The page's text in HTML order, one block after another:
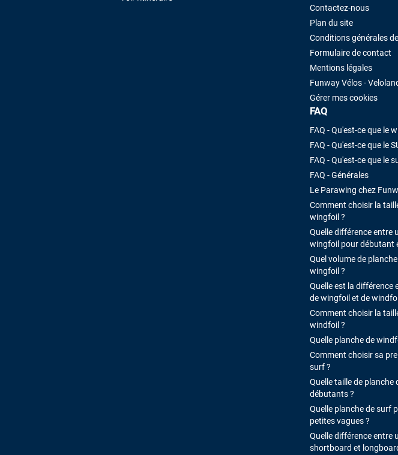
Contactez-nous
Plan du site
Conditions générales
Formulaire de contact
Mentions légales
Funway Vélos -
Gérer mes cookies
FAQ
FAQ - Qu'est-ce que le
FAQ - Qu'est-ce que le
FAQ - Qu'est-ce que le
FAQ - Générales
Le Parawing chez
Comment choisir la
wingfoil ?
Quelle différence entre
wingfoil pour débutant
Quel volume de
wingfoil ?
Quelle est la différence
de wingfoil et de
Comment choisir la
windfoil ?
Quelle planche de
Comment choisir sa
surf ?
Quelle taille de planche
débutants ?
Quelle planche de surf
petites vagues ?
Quelle différence entre
shortboard et
VOIR TOUS LES AVIS